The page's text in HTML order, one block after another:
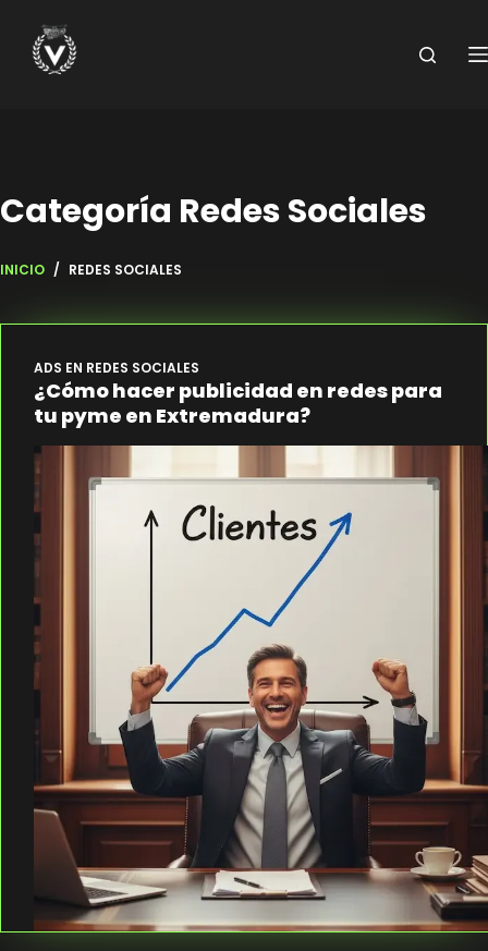
Categoría Redes Sociales
INICIO / REDES SOCIALES
ADS EN REDES SOCIALES
¿Cómo hacer publicidad en redes para
tu pyme en Extremadura?